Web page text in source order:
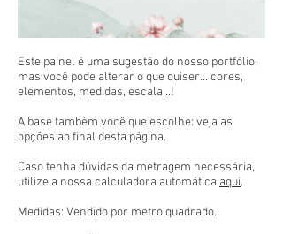
Este painel é uma sugestão do nosso portfólio,
mas você pode alterar o que quiser... cores,
elementos, medidas, escala...!
A base também você que escolhe: veja as
opções ao final desta página.
Caso tenha dúvidas da metragem necessária,
utilize a nossa calculadora automática aqui.
Medidas: Vendido por metro quadrado.